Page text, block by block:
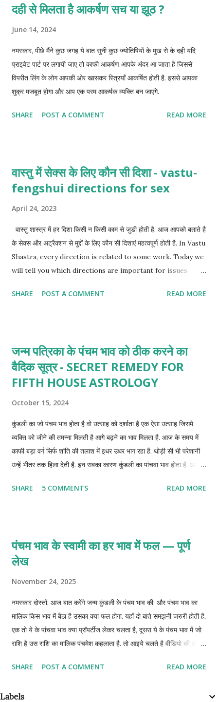
दही से मिलता है आकर्षण सच या झूठ ?
June 14, 2024
नमस्कार, पीछे मैंने कुछ जगह ये बात सुनी कुछ ज्योतिषियों के मुख से के दही यदि
प्राइवेट पार्ट पर लगायी जाए तो काफी आकर्षण आपके अंदर आ जाता है जिससे
विपरीत लिंग के लोग आपकी ओर खासकर स्त्रियाँ आकर्षित होती है. इससे आपका
शुक्र मजबूत होगा और आप एक परम आकर्षक व्यक्ति बन जाएंगे.
SHARE POST A COMMENT READ MORE
वास्तु में सेक्स के लिए कौन सी दिशा - vastu-
fengshui directions for sex
April 24, 2023
वास्तु शास्त्र में हर दिशा किसी न किसी काम से जुडी होती है. आज आपको बताते है
के सेक्स और अट्रैक्शन से मुद्दों के लिए कौन सी दिशाएं महत्वपूर्ण होती है. In Vastu
Shastra, every direction is related to some work. Today we
will tell you which directions are important for issues
SHARE POST A COMMENT READ MORE
जन्म पत्रिका के पंचम भाव को ठीक करने का
वैदिक सूत्र - SECRET REMEDY FOR
FIFTH HOUSE ASTROLOGY
October 15, 2024
कुंडली का जो पंचम भाव होता है वो उत्साह को दर्शाता है एक ऐसा उत्साह जिसमे
व्यक्ति को जीने की तमन्ना मिलती है आगे बढ़ने का भाव मिलता है. आज के समय में
काफी बड़ा वर्ग सिर्फ शांति की तलाश में इधर उधर भाग रहा है. थोड़ी सी भी परेशानी
उन्हें भीतर तक हिला देती है. इन सबका कारण कुंडली का पांचवा भाव होता है. आज
सकते है.
SHARE 5 COMMENTS READ MORE
पंचम भाव के स्वामी का हर भाव में फल — पूर्ण
लेख
November 24, 2025
नमस्कार दोस्तों, आज बात करेंगे जन्म कुंडली के पंचम भाव की, और पंचम भाव का
मालिक किस भाव में बैठा है उसका क्या फल होगा. यहाँ दो बाते समझनी जरुरी होती है,
एक तो ये के पांचवा भाव क्या प्रॉपर्टीज लेकर चलता है, दूसरा ये के पंचम भाव में जो
राशि है उस राशि का मालिक पंचमेश कहलाता है. तो आइये चलते है वीडियो की ओर
SHARE POST A COMMENT READ MORE
Labels